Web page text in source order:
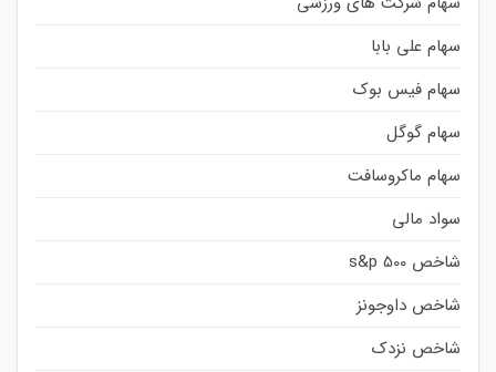
سهام علی بابا
سهام فیس بوک
سهام گوگل
سهام ماکروسافت
سواد مالی
شاخص s&p 500
شاخص داوجونز
شاخص نزدک